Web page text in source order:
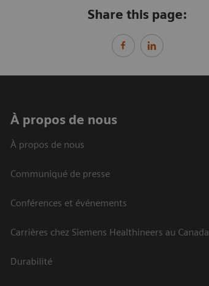
Share this page:
À propos de nous
À propos de nous
Communiqué de presse
Conférences et événements
Carrières chez Siemens Healthineers au Canada
Durabilité